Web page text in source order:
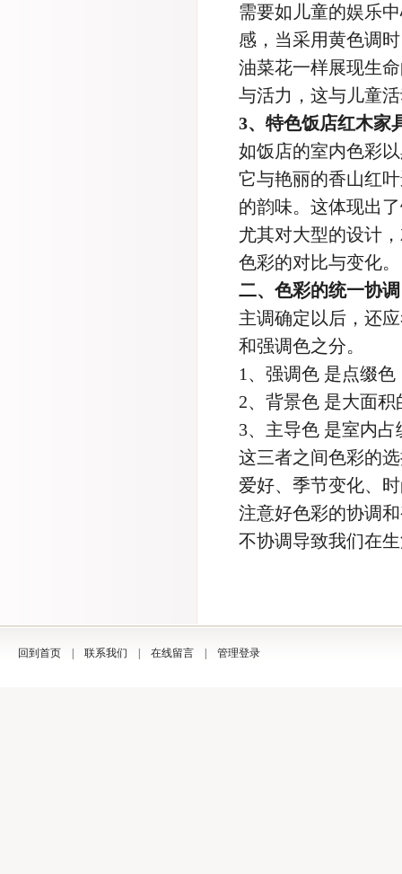
需要如儿童的娱乐
感，当采用黄色调
油菜花一样展现生
与活力，这与儿童
3、特色饭店红木家
如饭店的室内色彩
它与艳丽的香山红
的韵味。这体现出
尤其对大型的设计
色彩的对比与变化。
二、色彩的统一协调
主调确定以后，还
和强调色之分。
1、强调色 是点缀
2、背景色 是大面
3、主导色 是室内
这三者之间色彩的
爱好、季节变化、
注意好色彩的协调
不协调导致我们在
回到首页 联系我们 在线留言 管理登录